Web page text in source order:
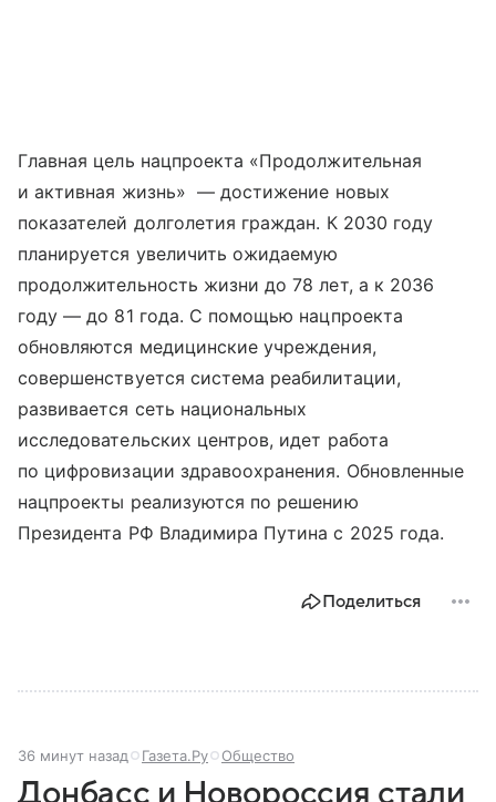
Главная цель нацпроекта «Продолжительная
и активная жизнь» — достижение новых
показателей долголетия граждан. К 2030 году
планируется увеличить ожидаемую
продолжительность жизни до 78 лет, а к 2036
году — до 81 года. С помощью нацпроекта
обновляются медицинские учреждения,
совершенствуется система реабилитации,
развивается сеть национальных
исследовательских центров, идет работа
по цифровизации здравоохранения. Обновленные
нацпроекты реализуются по решению
Президента РФ Владимира Путина с 2025 года.
Поделиться
36 минут назад Газета.Ру Общество
Донбасс и Новороссия стали